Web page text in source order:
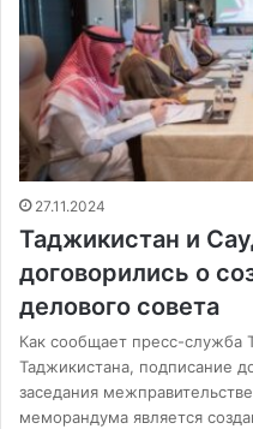
27.11.2024
Таджикистан и
договорились о
делового совета
Как сообщает пресс-
Таджикистана, подписание
заседания
меморандума является